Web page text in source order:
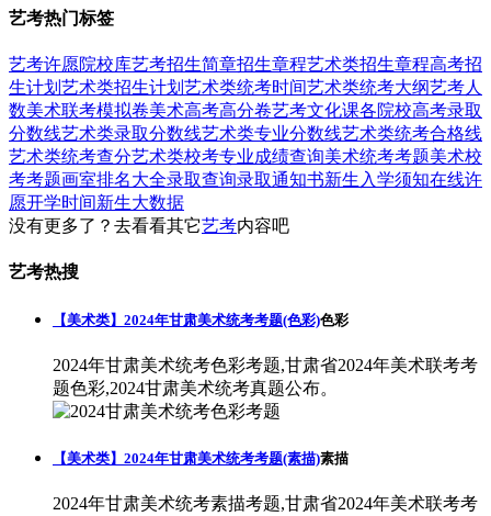
艺考热门标签
艺考许愿院校库艺考招生简章招生章程艺术类招生章程高考招
生计划 艺术类招生计划 艺术类统考时间艺术类统考大纲艺考人
数美术联考模拟卷美术高考高分卷艺考文化课各院校高考录取
分数线艺术类录取分数线艺术类专业分数线艺术类统考合格线
艺术类统考查分艺术类校考专业成绩查询美术统考考题美术校
考考题画室排名大全录取查询录取通知书新生入学须知在线许
愿开学时间新生大数据
没有更多了？去看看其它艺考内容吧
艺考热搜
【美术类】2024年甘肃美术统考考题(色彩)色彩
2024年甘肃美术统考色彩考题,甘肃省2024年美术联考考
题色彩,2024甘肃美术统考真题公布。
【美术类】2024年甘肃美术统考考题(素描)素描
2024年甘肃美术统考素描考题,甘肃省2024年美术联考考